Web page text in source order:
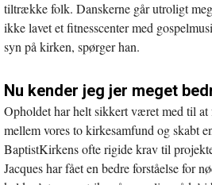
tiltrække folk. Danskerne går utroligt
ikke lavet et fitnesscenter med
syn på kirken, spørger han.
Nu kender jeg jer meget
Opholdet har helt sikkert været med til at
mellem vores to kirkesamfund og skabt
BaptistKirkens ofte rigide krav til
Jacques har fået en bedre forståelse for